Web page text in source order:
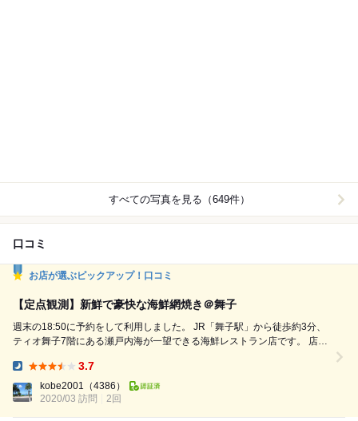
すべての写真を見る（649件）
口コミ
お店が選ぶピックアップ！口コミ
【定点観測】新鮮で豪快な海鮮網焼き＠舞子
週末の18:50に予約をして利用しました。 JR「舞子駅」から徒歩約3分、
ティオ舞子7階にある瀬戸内海が一望できる海鮮レストラン店です。 店内
ンで切り盛りしていました。 今回オーダーしたのは以下の品々。 内容と
評価は次の通りです。【◎、◯、△】 海彩園セット 4000円 ◎ 厳選され
た新鮮な海...
3.7
kobe2001 （4386）
2020/03 訪問
2回